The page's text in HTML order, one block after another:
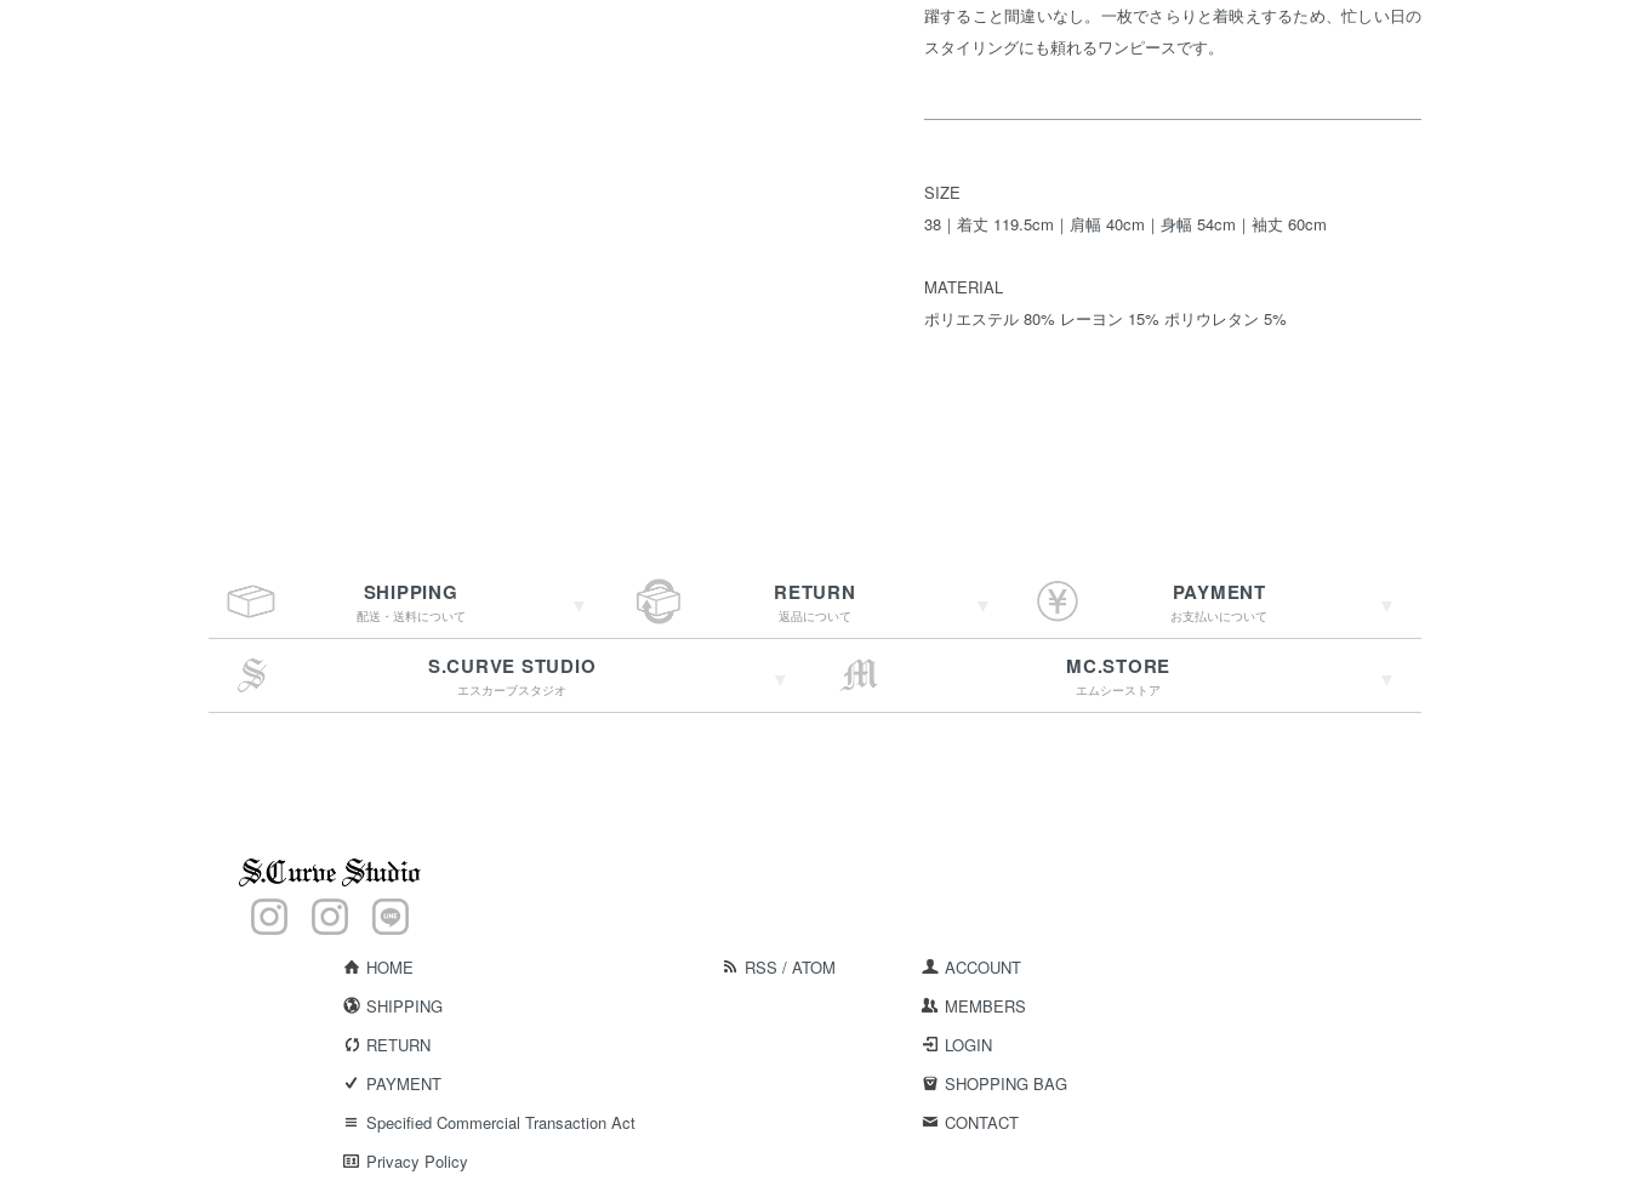
躍すること間違いなし。一枚でさらりと着映えするため、忙しい日の
スタイリングにも頼れるワンピースです。
SIZE
38｜着丈 119.5cm｜肩幅 40cm｜身幅 54cm｜袖丈 60cm
MATERIAL
ポリエステル 80% レーヨン 15% ポリウレタン 5%
SHIPPING
配送・送料について
￥4,400（税込）以上
最短翌営業日配送
RETURN
返品について
PAYMENT
お支払いについて
S.CURVE STUDIO
エスカーブスタジオ
MC.STORE
エムシーストア
HOME
SHIPPING
RETURN
PAYMENT
Specified Commercial Transaction Act
Privacy Policy
RSS / ATOM
ACCOUNT
MEMBERS
LOGIN
SHOPPING BAG
CONTACT